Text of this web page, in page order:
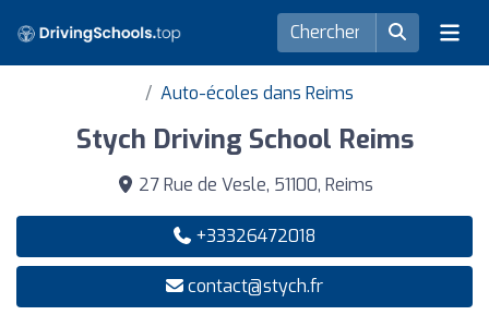
Auto-écoles dans Reims
Stych Driving School Reims
27 Rue de Vesle, 51100, Reims
+33326472018
contact@stych.fr